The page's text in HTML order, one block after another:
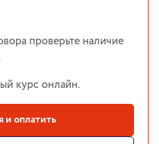
проверьте наличие
курс онлайн.
и оплатить